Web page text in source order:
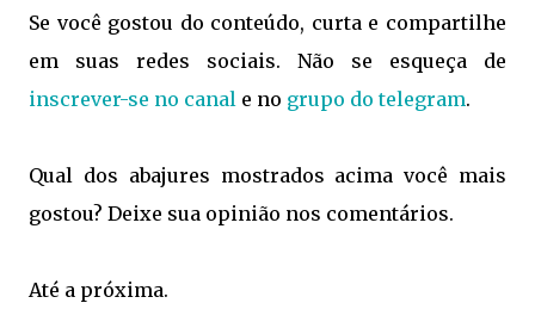
Se você gostou do conteúdo, curta e compartilhe
em suas redes sociais. Não se esqueça de
inscrever-se no canal e no grupo do telegram.
Qual dos abajures mostrados acima você mais
gostou? Deixe sua opinião nos comentários.
Até a próxima.